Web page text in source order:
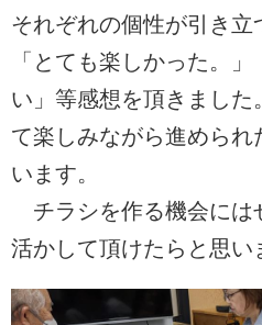
それぞれの個性が引き立
「とても楽しかった。
い」等感想を頂きまし
て楽しみながら進められ
います。
チラシを作る機会には
活かして頂けたらと思い